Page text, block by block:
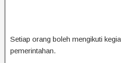
Setiap orang boleh mengikuti
pemerintahan.